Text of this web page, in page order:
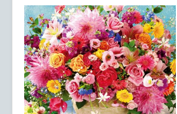
Ultimele articole: Vi, 04.11.2022 -
Județean Mehedinți